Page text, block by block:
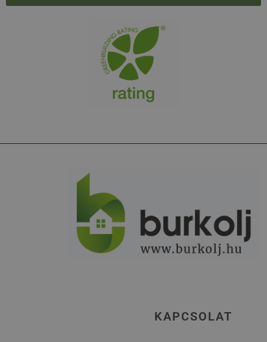
KAPCSOLAT